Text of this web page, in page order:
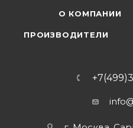
О КОМПАНИИ
ПРОИЗВОДИТЕЛИ